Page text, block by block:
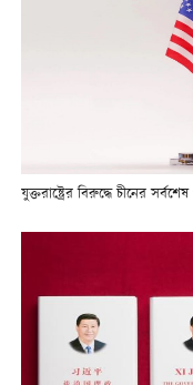
যুক্তরাষ্ট্রের বিরুদ্ধে চীনের